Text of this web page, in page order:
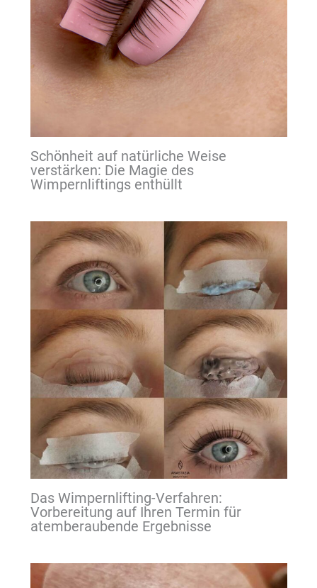
Schönheit auf natürliche Weise
verstärken: Die Magie des
Wimpernliftings enthüllt
Das Wimpernlifting-Verfahren:
Vorbereitung auf Ihren Termin für
atemberaubende Ergebnisse